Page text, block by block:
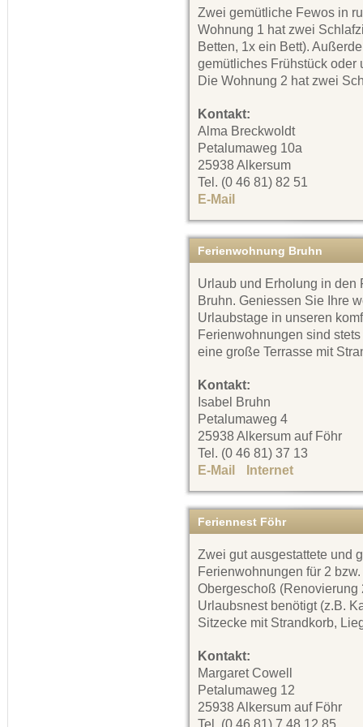
Zwei gemütliche Fewos in
Wohnung 1 hat zwei
Betten, 1x ein Bett).
gemütliches Frühstück oder
Die Wohnung 2 hat zwei
Kontakt:
Alma Breckwoldt
Petalumaweg 10a
25938 Alkersum
Tel. (0 46 81) 82 51
E-Mail
Ferienwohnung Bruhn
Urlaub und Erholung in den
Bruhn. Geniessen Sie Ihre
Urlaubstage in unseren
Ferienwohnungen sind
eine große Terrasse mit
Kontakt:
Isabel Bruhn
Petalumaweg 4
25938 Alkersum auf Föhr
Tel. (0 46 81) 37 13
E-Mail
Internet
Feriennest Föhr
Zwei gut ausgestattete und
Ferienwohnungen für 2
Obergeschoß (Renovierung
Urlaubsnest benötigt (z.B.
Sitzecke mit Strandkorb,
Kontakt:
Margaret Cowell
Petalumaweg 12
25938 Alkersum auf Föhr
Tel. (0 46 81) 7 48 12 85